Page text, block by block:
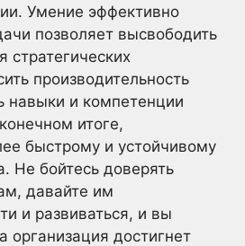
Умение эффективно
позволяет высвободить
стратегических
производительность
навыки и компетенции
итоге,
быстрому и устойчивому
Не бойтесь доверять
давайте им
и развиваться, и вы
организация достигнет